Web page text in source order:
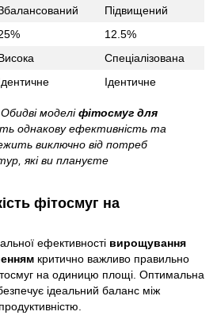
Підвищений
12.5%
Спеціалізована
Ідентичне
моделіфітосмуг для
однакову ефективність та
виключно від потреб
які ви плануєте
фітосмуг на
ефективності вирощування
критично важливо правильно
на одиницю площі. Оптимальна
ідеальний баланс між